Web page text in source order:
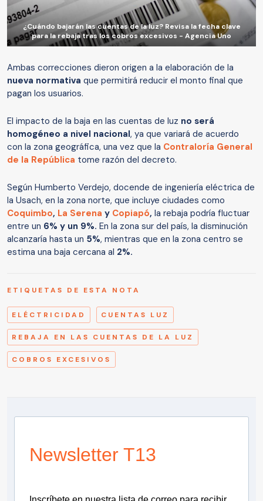
¿Cuándo bajarán las cuentas de la luz? Revisa la fecha clave
para la rebaja tras los cobros excesivos - Agencia Uno
Ambas correcciones dieron origen a la elaboración de la
nueva normativa que permitirá reducir el monto final que
pagan los usuarios.
El impacto de la baja en las cuentas de luz no será
homogéneo a nivel nacional, ya que variará de acuerdo
con la zona geográfica, una vez que la Contraloría General
de la República tome razón del decreto.
Según Humberto Verdejo, docende de ingeniería eléctrica de
la Usach, en la zona norte, que incluye ciudades como
Coquimbo, La Serena y Copiapó, la rebaja podría fluctuar
entre un 6% y un 9%. En la zona sur del país, la disminución
alcanzaría hasta un 5%, mientras que en la zona centro se
estima una baja cercana al 2%.
ETIQUETAS DE ESTA NOTA
ELÉCTRICIDAD CUENTAS LUZ
REBAJA EN LAS CUENTAS DE LA LUZ
COBROS EXCESIVOS
Newsletter T13